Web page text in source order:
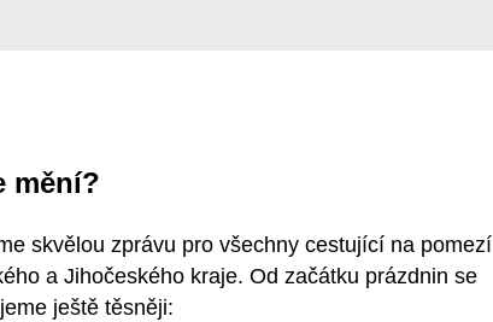
mění?
skvělou zprávu pro všechny cestující na pomezí
a Jihočeského kraje. Od začátku prázdnin se
ještě těsněji: